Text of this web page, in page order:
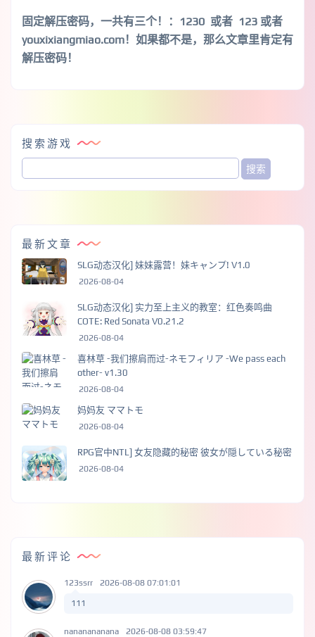
固定解压密码，一共有三个！
：1230 或者 123 或者
youxixiangmiao.com！如果都不是，那么文章里肯定有
解压密码！
搜索游戏
最新文章
SLG动态汉化] 妹妹露营！妹キャンプ! V1.0
2026-08-04
SLG动态汉化] 实力至上主义的教室：红色奏鸣曲
COTE: Red Sonata V0.21.2
2026-08-04
喜林草 -我们擦肩而过-ネモフィリア -We pass each
other- v1.30
2026-08-04
妈妈友 ママトモ
2026-08-04
RPG官中NTL] 女友隐藏的秘密 彼女が隠している秘密
2026-08-04
最新评论
123ssrr 2026-08-08 07:01:01
111
nananananana 2026-08-08 03:59:47